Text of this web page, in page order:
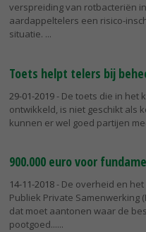
verspreiding van rotbacteriën
aardappeltelers een risico-
situatie.
Toets helpt telers bij
29-01-2019- De toets die in het
ontwikkeld, is niet geschikt als
kunnen er wel goed partijen
900.000 euro voor
14-11-2018- De overheid en
Publiek Private Samenwerking
dat moet aantonen waar de
pootgoed...